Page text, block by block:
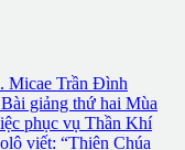
Trần Đình
giảng thứ hai Mùa
phục vụ Thần Khí
viết: “Thiên Chúa